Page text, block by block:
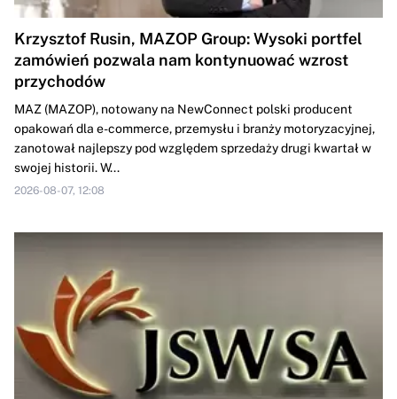
Krzysztof Rusin, MAZOP Group: Wysoki portfel
zamówień pozwala nam kontynuować wzrost
przychodów
MAZ (MAZOP), notowany na NewConnect polski producent
opakowań dla e-commerce, przemysłu i branży motoryzacyjnej,
zanotował najlepszy pod względem sprzedaży drugi kwartał w
swojej historii. W...
2026-08-07, 12:08